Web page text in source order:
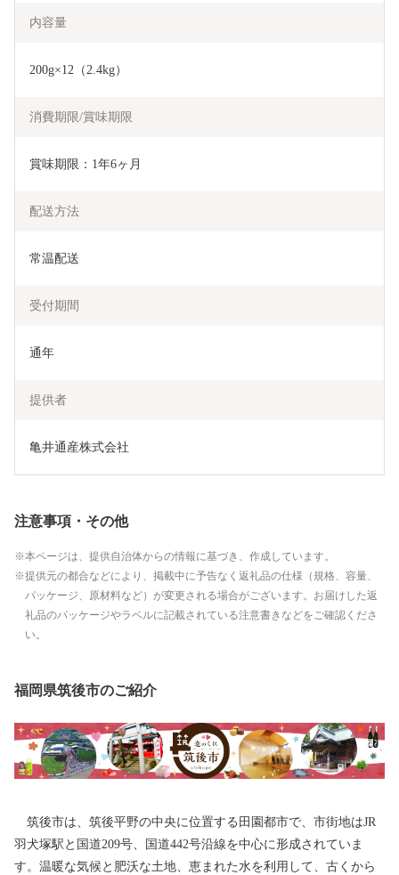
内容量
200g×12（2.4kg）
消費期限/賞味期限
賞味期限：1年6ヶ月
配送方法
常温配送
受付期間
通年
提供者
亀井通産株式会社
注意事項・その他
本ページは、提供自治体からの情報に基づき、作成しています。
提供元の都合などにより、掲載中に予告なく返礼品の仕様（規格、容量、
パッケージ、原材料など）が変更される場合がございます。お届けした返
礼品のパッケージやラベルに記載されている注意書きなどをご確認くださ
い。
福岡県筑後市のご紹介
筑後市は、筑後平野の中央に位置する田園都市で、市街地はJR
羽犬塚駅と国道209号、国道442号沿線を中心に形成されていま
す。温暖な気候と肥沃な土地、恵まれた水を利用して、古くから